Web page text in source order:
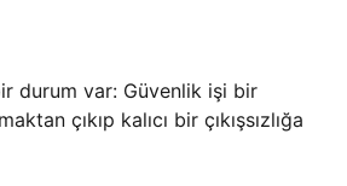
durum var: Güvenlik işi bir
çıkıp kalıcı bir çıkışsızlığa